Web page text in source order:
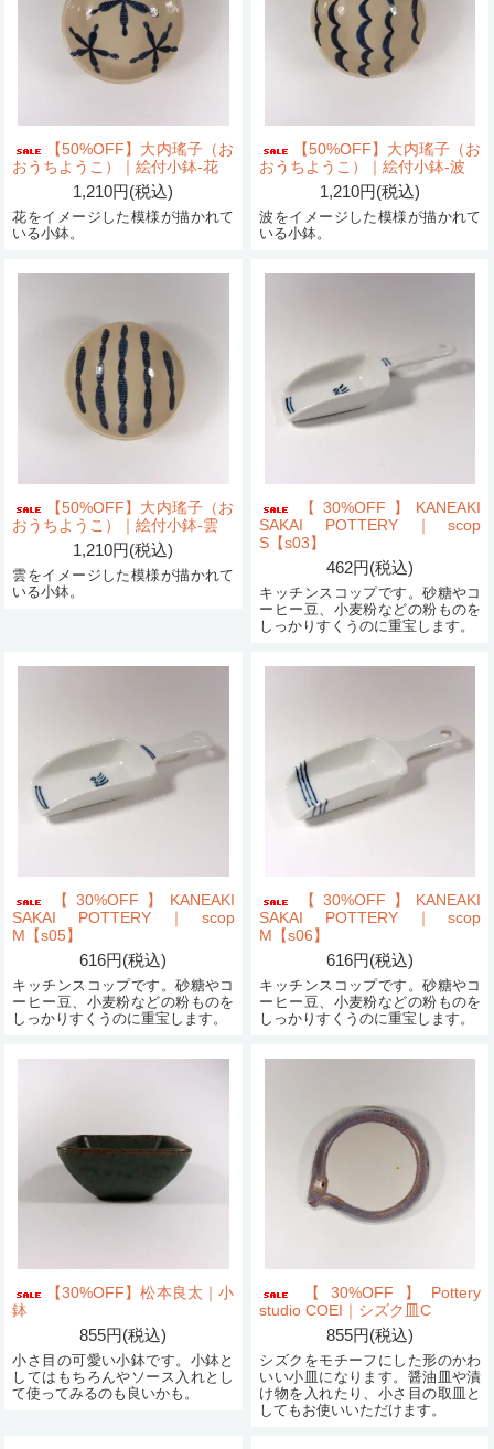
【50%OFF】大内瑤子（お
おうちようこ）｜絵付小鉢-花
1,210円(税込)
花をイメージした模様が描かれて
いる小鉢。
【50%OFF】大内瑤子（お
おうちようこ）｜絵付小鉢-波
1,210円(税込)
波をイメージした模様が描かれて
いる小鉢。
【50%OFF】大内瑤子（お
おうちようこ）｜絵付小鉢-雲
1,210円(税込)
雲をイメージした模様が描かれて
いる小鉢。
【30%OFF】KANEAKI
SAKAI POTTERY｜scop
S【s03】
462円(税込)
キッチンスコップです。砂糖やコ
ーヒー豆、小麦粉などの粉ものを
しっかりすくうのに重宝します。
【30%OFF】KANEAKI
SAKAI POTTERY｜scop
M【s05】
616円(税込)
キッチンスコップです。砂糖やコ
ーヒー豆、小麦粉などの粉ものを
しっかりすくうのに重宝します。
【30%OFF】KANEAKI
SAKAI POTTERY｜scop
M【s06】
616円(税込)
キッチンスコップです。砂糖やコ
ーヒー豆、小麦粉などの粉ものを
しっかりすくうのに重宝します。
【30%OFF】松本良太｜小
鉢
855円(税込)
小さ目の可愛い小鉢です。小鉢と
してはもちろんやソース入れとし
て使ってみるのも良いかも。
【30%OFF】Pottery
studio COEI｜シズク皿C
855円(税込)
シズクをモチーフにした形のかわ
いい小皿になります。醤油皿や漬
け物を入れたり、小さ目の取皿と
してもお使いいただけます。